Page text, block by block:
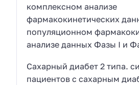
комплексном анализе
фармакокинетических
популяционном
анализе данных Фазы I и
Сахарный диабет 2 типа.
пациентов с сахарным